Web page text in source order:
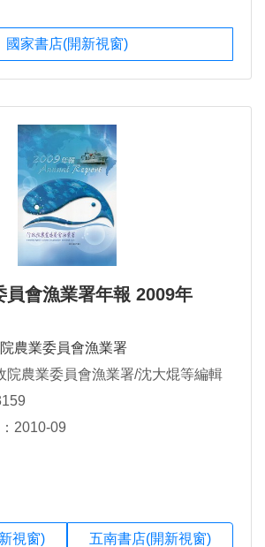
國家書店(開新視窗)
員會漁業署年報 2009年
農業委員會漁業署
院農業委員會漁業署/沈大焜等編輯
2010-09
視窗) 五南書店(開新視窗)